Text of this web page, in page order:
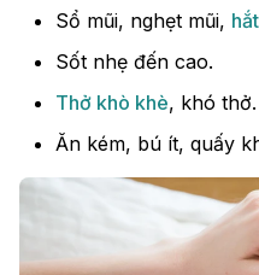
Sổ mũi, nghẹt mũi,
Sốt nhẹ đến cao.
Thở khò khè, khó thở.
Ăn kém, bú ít, quấy